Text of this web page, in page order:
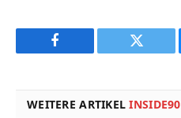
Facebook Twitter
WEITERE ARTIKELINSIDE90